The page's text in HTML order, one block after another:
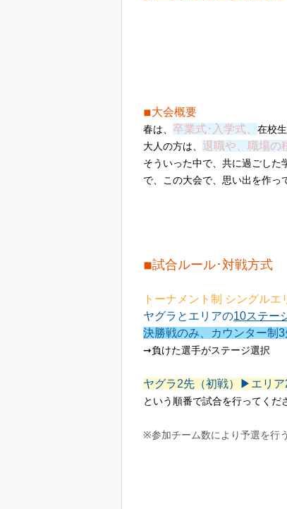
◾︎大会概要
春は、 卒業式･入学式、 在校
大人の方は、 退職や、職場の
そういった中で、共に過ごした
で、この大会で、思い出を作っ
◾︎試合ルール･対戦方式
トーナメント制 シングル
ヤグラとエリアの10ステー
決勝戦のみ、カウンター制3
➞負けた選手がステージ選択
ヤグラ2先（初戦）▶︎エリ
という順番で試合を行ってくだ
※参加チーム数により予選を行